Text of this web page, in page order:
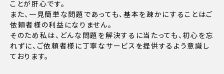
ことが肝心です。
また、一見簡単な問題であっても、基本を疎かにすることはご
依頼者様の利益になりません。
そのため私は、どんな問題を解決するに当たっても、初心を忘
れずに、ご依頼者様に丁寧なサービスを提供するよう意識し
ております。